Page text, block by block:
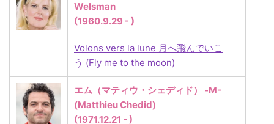
Welsman
(1960.9.29 - )
Volons vers la lune 月へ飛んでいこ
う (Fly me to the moon)
エム（マティウ・シェディド） -M-
(Matthieu Chedid)
(1971.12.21 - )